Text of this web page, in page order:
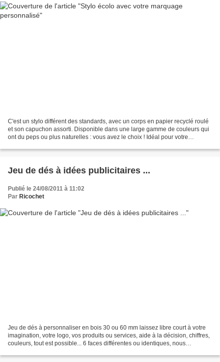
C'est un stylo différent des standards, avec un corps en papier recyclé roulé
et son capuchon assorti. Disponible dans une large gamme de couleurs qui
ont du peps ou plus naturelles : vous avez le choix ! Idéal pour votre
Jeu de dés à idées publicitaires ...
Publié le 24/08/2011 à 11:02
Par Ricochet
Jeu de dés à personnaliser en bois 30 ou 60 mm laissez libre court à votre
imagination, votre logo, vos produits ou services, aide à la décision, chiffres,
couleurs, tout est possible... 6 faces différentes ou identiques, nous